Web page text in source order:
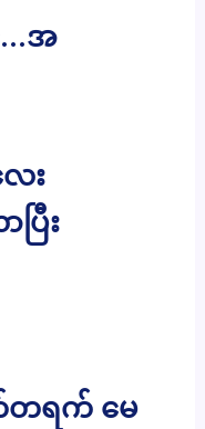
…အ
း
ြီး
ရက် မေ